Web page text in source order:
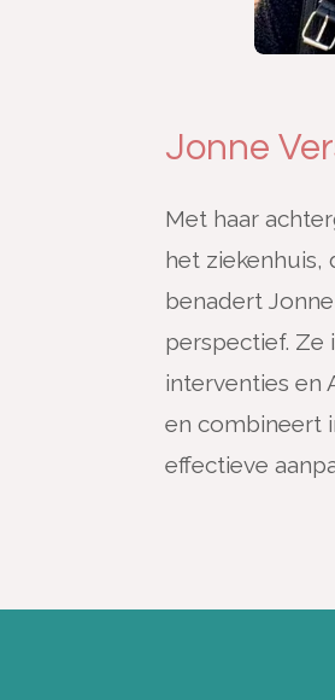
Jonne
Met haar
het ziekenhuis,
benadert
perspectief. Ze
interventies en
en combineert
effectieve